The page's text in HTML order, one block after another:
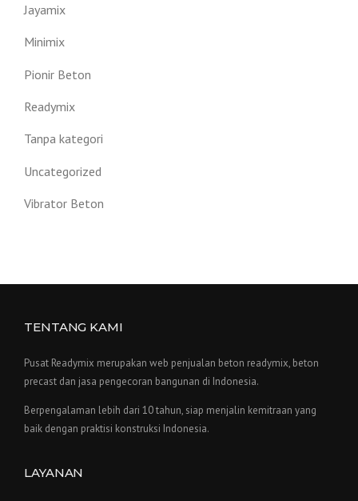
Jayamix
Minimix
Pionir Beton
Readymix
Tanpa kategori
Uncategorized
Vibrator Beton
TENTANG KAMI
Pusat Readymix merupakan web penjualan beton readymix, beton
precast dan jasa pengecoran bangunan di Indonesia.
Berpengalaman lebih dari 10 tahun, siap menjalin kemitraan yang
baik dengan praktisi konstruksi Indonesia.
LAYANAN